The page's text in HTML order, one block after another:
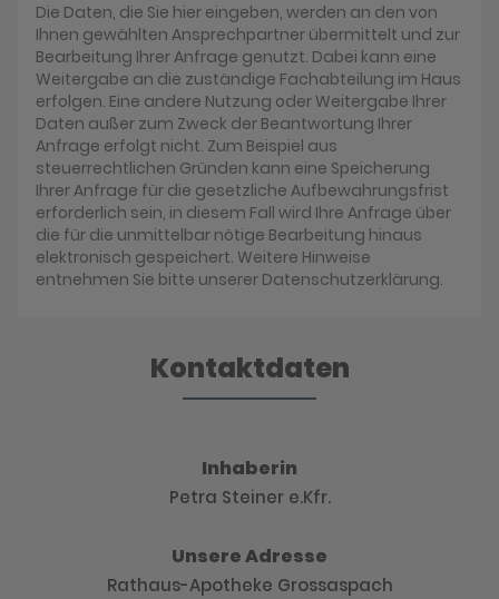
Die Daten, die Sie hier eingeben, werden an den von
Ihnen gewählten Ansprechpartner übermittelt und zur
Bearbeitung Ihrer Anfrage genutzt. Dabei kann eine
Weitergabe an die zuständige Fachabteilung im Haus
erfolgen. Eine andere Nutzung oder Weitergabe Ihrer
Daten außer zum Zweck der Beantwortung Ihrer
Anfrage erfolgt nicht. Zum Beispiel aus
steuerrechtlichen Gründen kann eine Speicherung
Ihrer Anfrage für die gesetzliche Aufbewahrungsfrist
erforderlich sein, in diesem Fall wird Ihre Anfrage über
die für die unmittelbar nötige Bearbeitung hinaus
elektronisch gespeichert. Weitere Hinweise
entnehmen Sie bitte unserer Datenschutzerklärung.
Kontaktdaten
Inhaberin
Petra Steiner e.Kfr.
Unsere Adresse
Rathaus-Apotheke Grossaspach